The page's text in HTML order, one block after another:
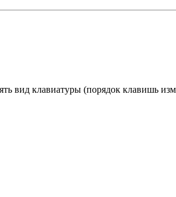
вид клавиатуры (порядок клавишь